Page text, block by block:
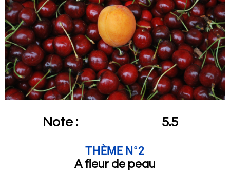
Note : 5.5
THÈME N°2
A fleur de peau